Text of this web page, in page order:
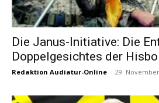
Die Janus-Initiative: Die
Doppelgesichtes der
Redaktion Audiatur-Online - 29.